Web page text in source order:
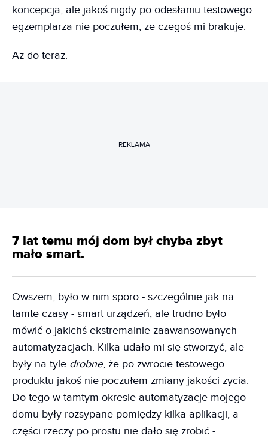
koncepcja, ale jakoś nigdy po odesłaniu testowego
egzemplarza nie poczułem, że czegoś mi brakuje.
Aż do teraz.
REKLAMA
7 lat temu mój dom był chyba zbyt
mało smart.
Owszem, było w nim sporo - szczególnie jak na
tamte czasy - smart urządzeń, ale trudno było
mówić o jakichś ekstremalnie zaawansowanych
automatyzacjach. Kilka udało mi się stworzyć, ale
były na tyle drobne, że po zwrocie testowego
produktu jakoś nie poczułem zmiany jakości życia.
Do tego w tamtym okresie automatyzacje mojego
domu były rozsypane pomiędzy kilka aplikacji, a
części rzeczy po prostu nie dało się zrobić -